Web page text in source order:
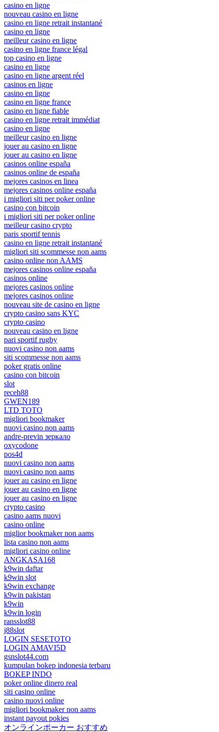
casino en ligne
nouveau casino en ligne
casino en ligne retrait instantané
casino en ligne
meilleur casino en ligne
casino en ligne france légal
top casino en ligne
casino en ligne
casino en ligne argent réel
casinos en ligne
casino en ligne
casino en ligne france
casino en ligne fiable
casino en ligne retrait immédiat
casino en ligne
meilleur casino en ligne
jouer au casino en ligne
jouer au casino en ligne
casinos online españa
casinos online de españa
mejores casinos en linea
mejores casinos online españa
i migliori siti per poker online
casino con bitcoin
i migliori siti per poker online
meilleur casino crypto
paris sportif tennis
casino en ligne retrait instantané
migliori siti scommesse non aams
casino online non AAMS
mejores casinos online españa
casinos online
mejores casinos online
mejores casinos online
nouveau site de casino en ligne
crypto casino sans KYC
crypto casino
nouveau casino en ligne
pari sportif rugby
nuovi casino non aams
siti scommesse non aams
poker gratis online
casino con bitcoin
slot
receh88
GWEN189
LTD TOTO
migliori bookmaker
nuovi casino non aams
andre-previn зеркало
oxycodone
pos4d
nuovi casino non aams
nuovi casino non aams
jouer au casino en ligne
jouer au casino en ligne
jouer au casino en ligne
crypto casino
casino aams nuovi
casino online
miglior bookmaker non aams
lista casino non aams
migliori casino online
ANGKASA168
k9win daftar
k9win slot
k9win exchange
k9win pakistan
k9win
k9win login
ransslot88
j88slot
LOGIN SESETOTO
LOGIN AMAVI5D
gsnslot44.com
kumpulan bokep indonesia terbaru
BOKEP INDO
poker online dinero real
siti casino online
casino nuovi online
migliori bookmaker non aams
instant payout pokies
オンラインポーカー おすすめ